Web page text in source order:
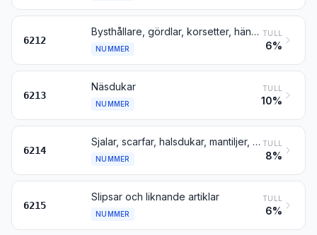
6212
Bysthållare, gördlar, korsetter, hängslen, strumphållare, strumpeband och liknande artiklar samt delar till sådana varor, även av trikå
NUMMER
TULL
6%
6213
Näsdukar
NUMMER
TULL
10%
6214
Sjalar, scarfar, halsdukar, mantiljer, slöjor o.d.
NUMMER
TULL
8%
6215
Slipsar och liknande artiklar
NUMMER
TULL
6%